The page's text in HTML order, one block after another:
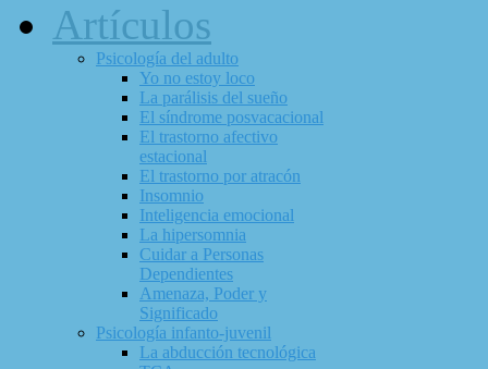
Artículos
Psicología del adulto
Yo no estoy loco
La parálisis del sueño
El síndrome posvacacional
El trastorno afectivo
estacional
El trastorno por atracón
Insomnio
Inteligencia emocional
La hipersomnia
Cuidar a Personas
Dependientes
Amenaza, Poder y
Significado
Psicología infanto-juvenil
La abducción tecnológica